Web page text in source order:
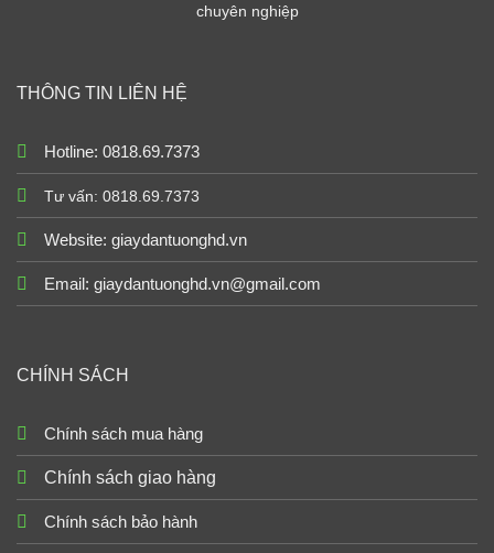
chuyên nghiệp
THÔNG TIN LIÊN HỆ
Hotline: 0818.69.7373
Tư vấn: 0818.69.7373
Website: giaydantuonghd.vn
Email: giaydantuonghd.vn@gmail.com
CHÍNH SÁCH
Chính sách mua hàng
Chính sách giao hàng
Chính sách bảo hành